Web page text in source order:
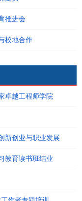
推进会
校地合作
卓越工程师学院
新创业与职业发展
教育读书班结业